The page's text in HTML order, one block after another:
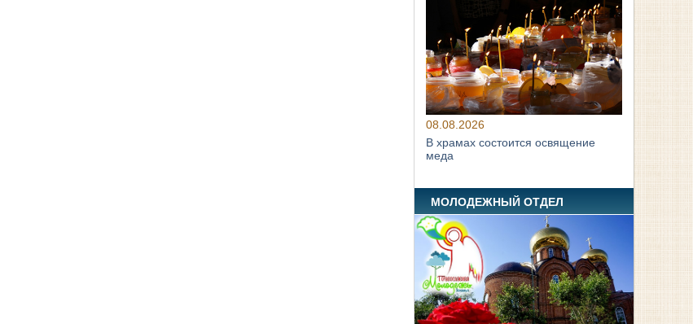
08.08.2026
В храмах состоится освящение
меда
МОЛОДЕЖНЫЙ ОТДЕЛ